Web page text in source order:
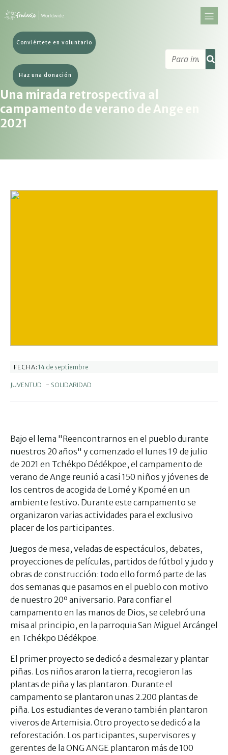
Conviértete en voluntario
Haz una donación
Una mirada retrospectiva al
campamento de verano de Ange en
2021
FECHA:14 de septiembre
JUVENTUD - SOLIDARIDAD
Bajo el lema "Reencontrarnos en el pueblo durante
nuestros 20 años" y comenzado el lunes 19 de julio
de 2021 en Tchékpo Dédékpoe, el campamento de
verano de Ange reunió a casi 150 niños y jóvenes de
los centros de acogida de Lomé y Kpomé en un
ambiente festivo. Durante este campamento se
organizaron varias actividades para el exclusivo
placer de los participantes.
Juegos de mesa, veladas de espectáculos, debates,
proyecciones de películas, partidos de fútbol y judo y
obras de construcción: todo ello formó parte de las
dos semanas que pasamos en el pueblo con motivo
de nuestro 20º aniversario. Para confiar el
campamento en las manos de Dios, se celebró una
misa al principio, en la parroquia San Miguel Arcángel
en Tchékpo Dédékpoe.
El primer proyecto se dedicó a desmalezar y plantar
piñas. Los niños araron la tierra, recogieron las
plantas de piña y las plantaron. Durante el
campamento se plantaron unas 2.200 plantas de
piña. Los estudiantes de verano también plantaron
viveros de Artemisia. Otro proyecto se dedicó a la
reforestación. Los participantes, supervisores y
gerentes de la ONG ANGE plantaron más de 100